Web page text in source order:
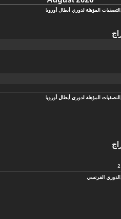
التصفيات المؤهلة لدوري أبطال أوروبا
التصفيات المؤهلة لدوري أبطال أوروبا
الدوري الفرنسي